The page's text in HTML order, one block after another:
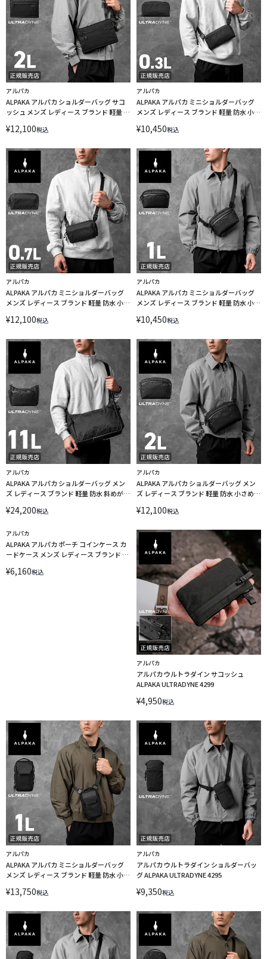
アルパカ
ALPAKA アルパカ ショルダーバッグ サコ
ッシュ メンズ レディース ブランド 軽量 防
A5 ジップポーチ マックス V2 ウルトラダ
4297
¥12,100税込
アルパカ
ALPAKA アルパカ ミニショルダーバッグ
メンズ レディース ブランド 軽量 防水 小さ
ラダイン FLIGHT POUCH ULTRADYNE
¥10,450税込
アルパカ
ALPAKA アルパカ ミニショルダーバッグ
メンズ レディース ブランド 軽量 防水 小さ
ウルトラダイン FLIGHT POUCH PRO
¥12,100税込
アルパカ
ALPAKA アルパカ ミニショルダーバッグ
メンズ レディース ブランド 軽量 防水 小さ
トラダイン FLIGHT SLING ULTRADYNE
¥10,450税込
アルパカ
ALPAKA アルパカ ショルダーバッグ メン
ズ レディース ブランド 軽量 防水 斜めがけ
ダイン FLIGHT SATCHEL ULTRADYNE
¥24,200税込
アルパカ
ALPAKA アルパカ ショルダーバッグ メン
ズ レディース ブランド 軽量 防水 小さめ
イトスリング 4273
¥12,100税込
アルパカ
ALPAKA アルパカ ポーチ コインケース カ
ードケース メンズ レディース ブランド 軽
ダイン ZIP POUCH PRO ULTRADYNE 4450
¥6,160税込
アルパカ
アルパカ ウルトラダイン サコッシュ
ALPAKA ULTRADYNE 4299
¥4,950税込
アルパカ
ALPAKA アルパカ ミニショルダーバッグ
メンズ レディース ブランド 軽量 防水 小さ
グ V2 ウルトラダイン MODULAR SLING
¥13,750税込
アルパカ
アルパカ ウルトラダイン ショルダーバッ
グ ALPAKA ULTRADYNE 4295
¥9,350税込